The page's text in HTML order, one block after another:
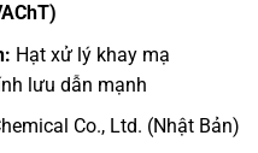
Hạt xử lý khay mạ
lưu dẫn mạnh
Co., Ltd. (Nhật Bản)